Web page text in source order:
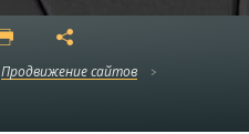
Продвижение сайтов